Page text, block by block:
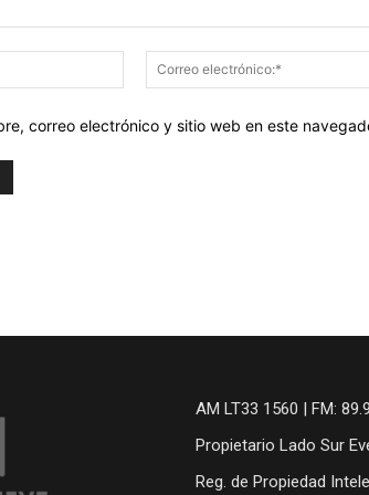
Nombre:*
correo electrónico y sitio web en este
AM LT33 1560 | FM:
Propietario Lado Sur
Reg. de Propiedad